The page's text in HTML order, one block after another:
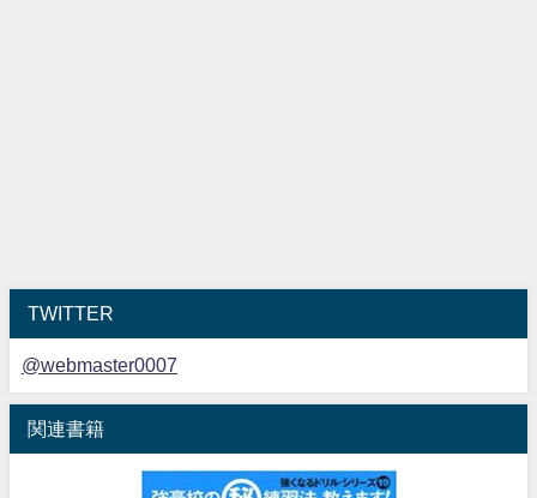
TWITTER
@webmaster0007
関連書籍